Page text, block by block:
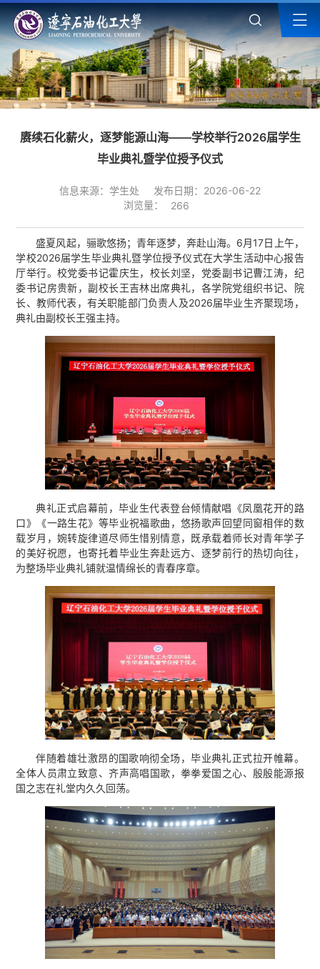
赓续石化薪火，逐梦能源山海——学校举行2026届学生
毕业典礼暨学位授予仪式
信息来源：学生处
发布日期：2026-06-22
浏览量：
266
盛夏风起，骊歌悠扬；青年逐梦，奔赴山海。6月17日上午，
学校2026届学生毕业典礼暨学位授予仪式在大学生活动中心报告
厅举行。校党委书记霍庆生，校长刘坚，党委副书记曹江涛，纪
委书记房贵新，副校长王吉林出席典礼，各学院党组织书记、院
长、教师代表，有关职能部门负责人及2026届毕业生齐聚现场，
典礼由副校长王强主持。
典礼正式启幕前，毕业生代表登台倾情献唱《凤凰花开的路
口》《一路生花》等毕业祝福歌曲，悠扬歌声回望同窗相伴的数
载岁月，婉转旋律道尽师生惜别情意，既承载着师长对青年学子
的美好祝愿，也寄托着毕业生奔赴远方、逐梦前行的热切向往，
为整场毕业典礼铺就温情绵长的青春序章。
伴随着雄壮激昂的国歌响彻全场，毕业典礼正式拉开帷幕。
全体人员肃立致意、齐声高唱国歌，拳拳爱国之心、殷殷能源报
国之志在礼堂内久久回荡。